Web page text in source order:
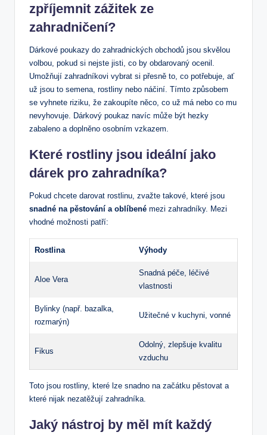
zpříjemnit zážitek ze
⁢zahradničení?
Dárkové poukazy do zahradnických ‌obchodů ‌jsou skvělou
volbou, pokud si nejste jisti, co ⁣by obdarovaný ocenil.
Umožňují zahradníkovi vybrat si⁢ přesně to, co potřebuje, ‍ať
už ⁤jsou ⁤to semena, rostliny ⁢nebo⁣ náčiní. Tímto způsobem
se vyhnete riziku, že ⁣zakoupíte něco, co už má nebo co mu
nevyhovuje. Dárkový poukaz navíc může být hezky
zabaleno a doplněno osobním⁢ vzkazem.
Které rostliny jsou ideální jako
dárek pro zahradníka?
Pokud chcete ⁤darovat rostlinu, zvažte takové, které jsou
snadné na pěstování a oblíbené ​mezi zahradníky. Mezi
vhodné možnosti‌ patří:
Rostlina Výhody
Aloe Vera
Snadná péče, léčivé
vlastnosti
Bylinky⁢ (např. bazalka,
rozmarýn)
Užitečné v kuchyni, vonné
Fikus
Odolný, zlepšuje kvalitu
⁤vzduchu
Toto jsou rostliny, které lze ​snadno na začátku pěstovat a
které nijak nezatěžují zahradníka.
Jaký ⁢nástroj by měl mít ‌každý